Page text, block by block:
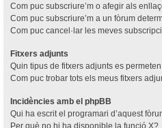
Com puc subscriure’m o afegir als
Com puc subscriure’m a un fòrum
Com puc cancel·lar les meves
Fitxers adjunts
Quin tipus de fitxers adjunts es
Com puc trobar tots els meus fitxers
Incidències amb el phpBB
Qui ha escrit el programari d’aquest
Per què no hi ha disponible la funció X?